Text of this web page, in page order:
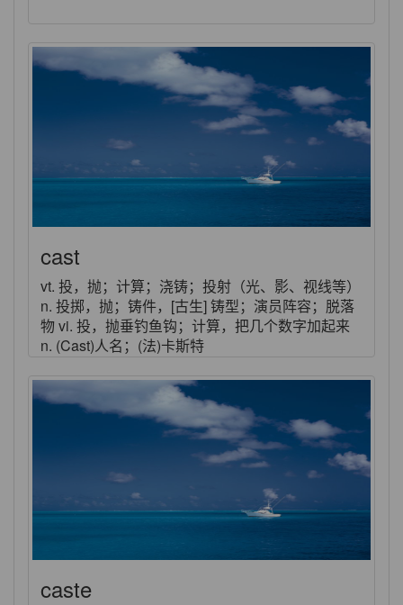
cast
vt. 投，抛；计算；浇铸；投射（光、影、视线等）
n. 投掷，抛；铸件，[古生] 铸型；演员阵容；脱落
物 vi. 投，抛垂钓鱼钩；计算，把几个数字加起来
n. (Cast)人名；(法)卡斯特
caste